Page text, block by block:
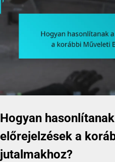
Hogyan
előrejelzések a
jutalmakhoz?